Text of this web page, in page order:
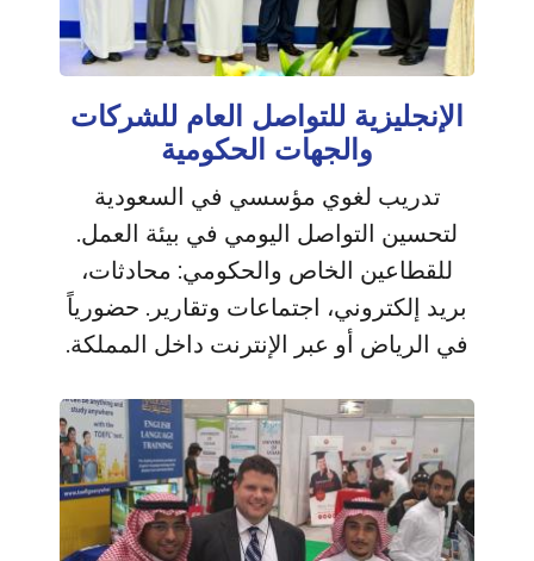
الإنجليزية للتواصل العام للشركات
والجهات الحكومية
تدريب لغوي مؤسسي في السعودية
لتحسين التواصل اليومي في بيئة العمل.
للقطاعين الخاص والحكومي: محادثات،
بريد إلكتروني، اجتماعات وتقارير. حضورياً
في الرياض أو عبر الإنترنت داخل المملكة.